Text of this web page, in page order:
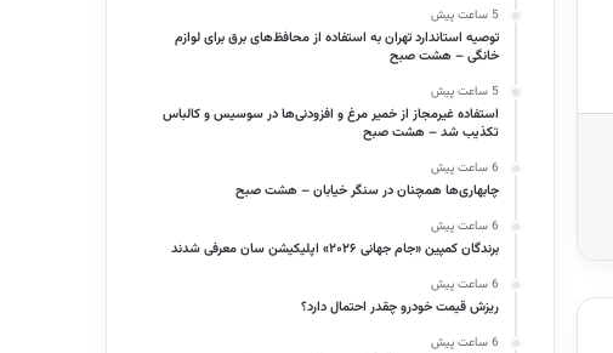
5 ساعت پیش
توصیه استاندارد تهران به استفاده از محافظ‌های برق برای لوازم
خانگی – هشت صبح
5 ساعت پیش
استفاده غیرمجاز از خمیر مرغ و افزودنی‌ها در سوسیس و کالباس
تکذیب شد – هشت صبح
6 ساعت پیش
چابهاری‌ها همچنان در سنگر خیابان – هشت صبح
6 ساعت پیش
برندگان کمپین «جام جهانی ۲۰۲۶» اپلیکیشن سان معرفی شدند
6 ساعت پیش
ریزش قیمت خودرو چقدر احتمال دارد؟
6 ساعت پیش